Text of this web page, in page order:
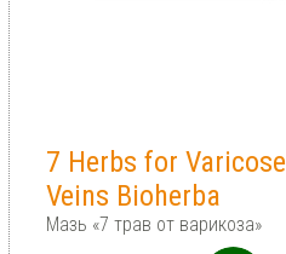
7 Herbs for Varicose
Veins Bioherba
Мазь «7 трав от варикоза»